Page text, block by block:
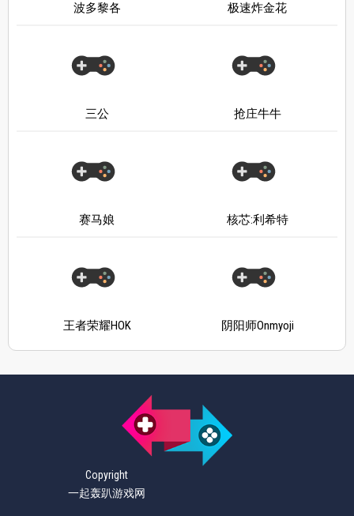
波多黎各 极速炸金花
三公 抢庄牛牛
赛马娘 核芯:利希特
王者荣耀HOK 阴阳师Onmyoji
Copyright
一起轰趴游戏网